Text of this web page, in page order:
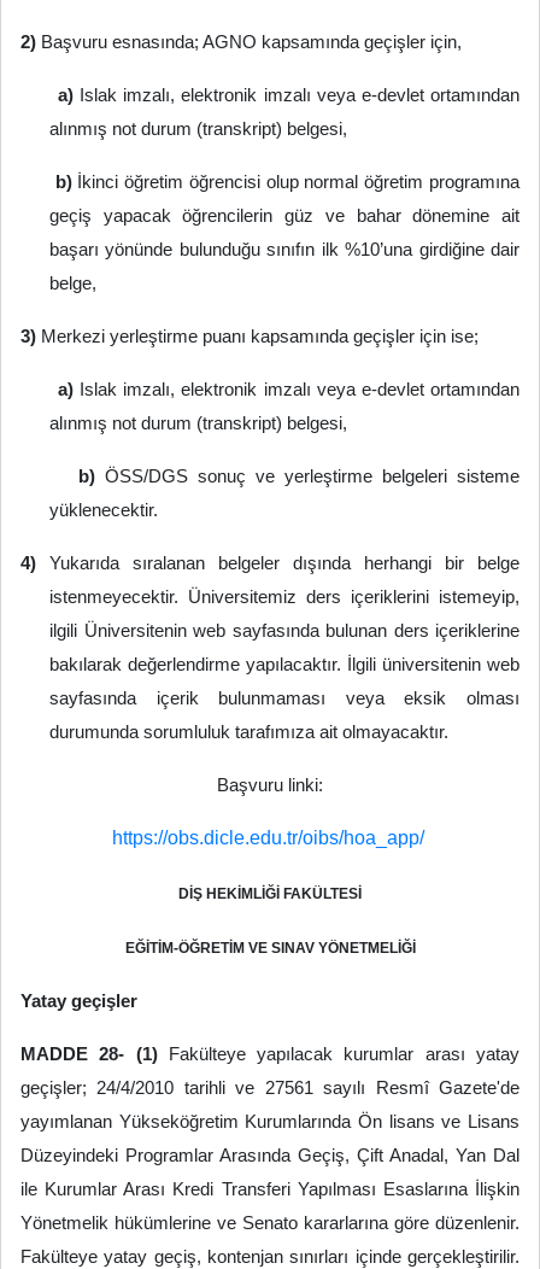
2) Başvuru esnasında; AGNO kapsamında geçişler için,
a)Islak imzalı, elektronik imzalı veya e-devlet ortamından
alınmış not durum (transkript) belgesi,
b)İkinci öğretim öğrencisi olup normal öğretim programına
geçiş yapacak öğrencilerin güz ve bahar dönemine ait
başarı yönünde bulunduğu sınıfın ilk %10’una girdiğine dair
belge,
3) Merkezi yerleştirme puanı kapsamında geçişler için ise;
a)Islak imzalı, elektronik imzalı veya e-devlet ortamından
alınmış not durum (transkript) belgesi,
b) ÖSS/DGS sonuç ve yerleştirme belgeleri sisteme
yüklenecektir.
4) Yukarıda sıralanan belgeler dışında herhangi bir belge
istenmeyecektir. Üniversitemiz ders içeriklerini istemeyip,
ilgili Üniversitenin web sayfasında bulunan ders içeriklerine
bakılarak değerlendirme yapılacaktır. İlgili üniversitenin web
sayfasında içerik bulunmaması veya eksik olması
durumunda sorumluluk tarafımıza ait olmayacaktır.
Başvuru linki:
https://obs.dicle.edu.tr/oibs/hoa_app/
DİŞ HEKİMLİĞİ FAKÜLTESİ
EĞİTİM-ÖĞRETİM VE SINAV YÖNETMELİĞİ
Yatay geçişler
MADDE 28- (1)Fakülteye yapılacak kurumlar arası yatay
geçişler; 24/4/2010 tarihli ve 27561 sayılı Resmî Gazete'de
yayımlanan Yükseköğretim Kurumlarında Ön lisans ve Lisans
Düzeyindeki Programlar Arasında Geçiş, Çift Anadal, Yan Dal
ile Kurumlar Arası Kredi Transferi Yapılması Esaslarına İlişkin
Yönetmelik hükümlerine ve Senato kararlarına göre düzenlenir.
Fakülteye yatay geçiş, kontenjan sınırları içinde gerçekleştirilir.